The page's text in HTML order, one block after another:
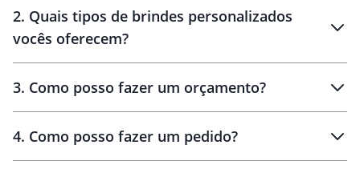
Brindes personalizados
2. Quais tipos de brindes personalizados
vocês oferecem?
personalizados
3. Como posso fazer um orçamento?
4. Como posso fazer um pedido?